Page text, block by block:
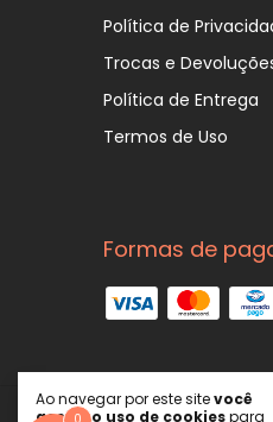
Ao navegar por este sitevocê
aceita o uso de cookiespara
Política de
Trocas e
Política de Entrega
Termos de Uso
Formas de